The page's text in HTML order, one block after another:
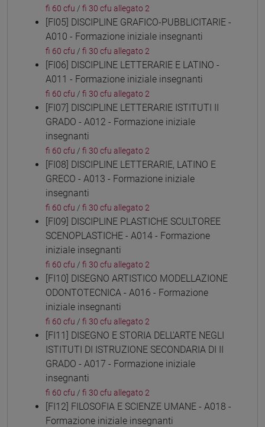
fi 60 cfu / fi 30 cfu allegato 2
[FI05] DISCIPLINE GRAFICO-PUBBLICITARIE -
A010 - Formazione iniziale insegnanti
fi 60 cfu / fi 30 cfu allegato 2
[FI06] DISCIPLINE LETTERARIE E LATINO -
A011 - Formazione iniziale insegnanti
fi 60 cfu / fi 30 cfu allegato 2
[FI07] DISCIPLINE LETTERARIE ISTITUTI II
GRADO - A012 - Formazione iniziale
insegnanti
fi 60 cfu / fi 30 cfu allegato 2
[FI08] DISCIPLINE LETTERARIE, LATINO E
GRECO - A013 - Formazione iniziale
insegnanti
fi 60 cfu / fi 30 cfu allegato 2
[FI09] DISCIPLINE PLASTICHE SCULTOREE
SCENOPLASTICHE - A014 - Formazione
iniziale insegnanti
fi 60 cfu / fi 30 cfu allegato 2
[FI10] DISEGNO ARTISTICO MODELLAZIONE
ODONTOTECNICA - A016 - Formazione
iniziale insegnanti
fi 60 cfu / fi 30 cfu allegato 2
[FI11] DISEGNO E STORIA DELL'ARTE NEGLI
ISTITUTI DI ISTRUZIONE SECONDARIA DI II
GRADO - A017 - Formazione iniziale
insegnanti
fi 60 cfu / fi 30 cfu allegato 2
[FI12] FILOSOFIA E SCIENZE UMANE - A018 -
Formazione iniziale insegnanti